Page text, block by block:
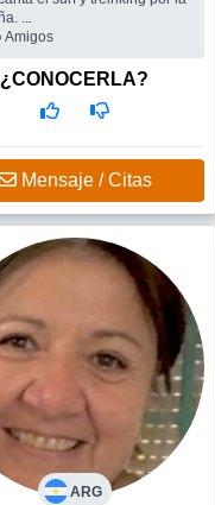
...
Amigos
¿CONOCERLA?
Mensaje / Citas
ARG